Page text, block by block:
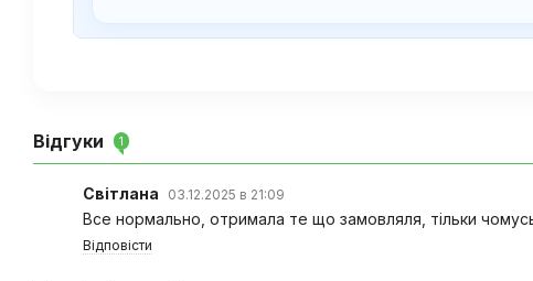
Відгуки 1
Світлана 03.12.2025 в 21:09
Все нормально, отримала те що замовляля, тільки
Відповісти